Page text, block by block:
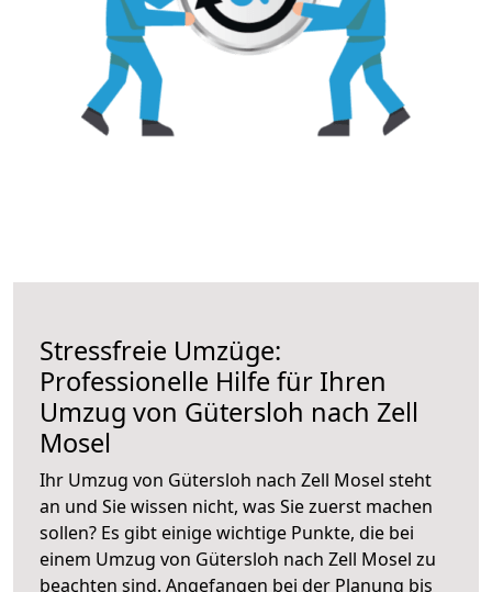
Stressfreie Umzüge:
Professionelle Hilfe für Ihren
Umzug von Gütersloh nach Zell
Mosel
Ihr Umzug von Gütersloh nach Zell Mosel steht
an und Sie wissen nicht, was Sie zuerst machen
sollen? Es gibt einige wichtige Punkte, die bei
einem Umzug von Gütersloh nach Zell Mosel zu
beachten sind. Angefangen bei der Planung bis